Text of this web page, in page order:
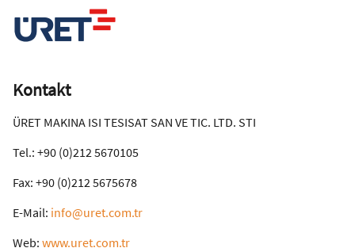
Kontakt
ÜRET MAKINA ISI TESISAT SAN VE TIC. LTD. STI
Tel.: +90 (0)212 5670105
Fax: +90 (0)212 5675678
E-Mail: info@uret.com.tr
Web: www.uret.com.tr